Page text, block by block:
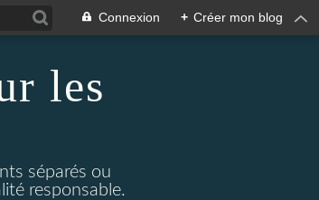
Connexion + Créer mon blog
les
séparés ou
responsable.